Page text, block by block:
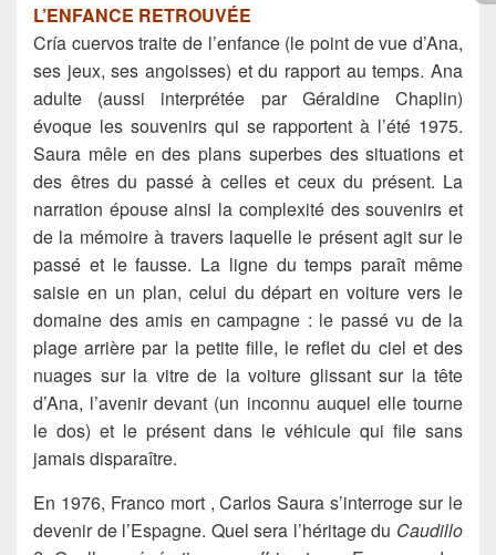
L’ENFANCE RETROUVÉE
Cría cuervos traite de l’enfance (le point de vue d’Ana,
ses jeux, ses angoisses) et du rapport au temps. Ana
adulte (aussi interprétée par Géraldine Chaplin)
évoque les souvenirs qui se rapportent à l’été 1975.
Saura mêle en des plans superbes des situations et
des êtres du passé à celles et ceux du présent. La
narration épouse ainsi la complexité des souvenirs et
de la mémoire à travers laquelle le présent agit sur le
passé et le fausse. La ligne du temps paraît même
saisie en un plan, celui du départ en voiture vers le
domaine des amis en campagne : le passé vu de la
plage arrière par la petite fille, le reflet du ciel et des
nuages sur la vitre de la voiture glissant sur la tête
d’Ana, l’avenir devant (un inconnu auquel elle tourne
le dos) et le présent dans le véhicule qui file sans
jamais disparaître.
En 1976, Franco mort , Carlos Saura s’interroge sur le
devenir de l’Espagne. Quel sera l’héritage du Caudillo